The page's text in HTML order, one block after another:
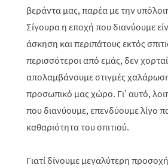
βεράντα μας, παρέα με την
Σίγουρα η εποχή που διανύουμε
άσκηση και περιπάτους εκτός
περισσότεροι από εμάς, δεν
απολαμβάνουμε στιγμές
προσωπικό μας χώρο. Γι’ αυτό,
που διανύουμε, επενδύουμε λίγο
καθαριότητα του σπιτιού.
Γιατί δίνουμε μεγαλύτερη